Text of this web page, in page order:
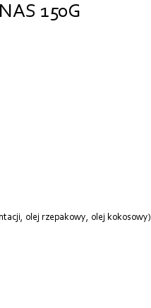
150G
olej rzepakowy, olej kokosowy)